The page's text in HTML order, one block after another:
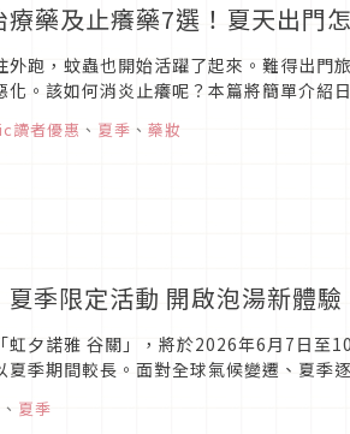
藥及止癢藥7選！夏天出門
跑，蚊蟲也開始活躍了起來。難得出門
。該如何消炎止癢呢？本篇將簡單介紹
讀者優惠 、 夏季 、 藥妝
夏季限定活動 開啟泡湯新體驗
夕諾雅 谷關」，將於2026年6月7日至
季期間較長。面對全球氣候變遷、夏季
、 夏季